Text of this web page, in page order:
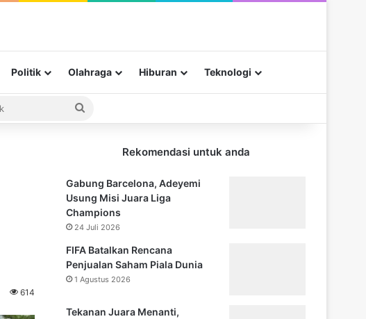
Politik Olahraga Hiburan Teknologi
Pencarian
614
Rekomendasi untuk anda
Gabung Barcelona, Adeyemi
Usung Misi Juara Liga
Champions
24 Juli 2026
FIFA Batalkan Rencana
Penjualan Saham Piala Dunia
1 Agustus 2026
Tekanan Juara Menanti,